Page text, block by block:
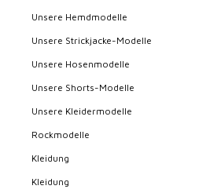
Unsere Hemdmodelle
Unsere Strickjacke-Modelle
Unsere Hosenmodelle
Unsere Shorts-Modelle
Unsere Kleidermodelle
Rockmodelle
Kleidung
Kleidung